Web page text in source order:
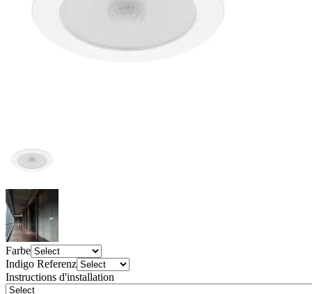
Farbe
Indigo Referenz
Instructions d'installation